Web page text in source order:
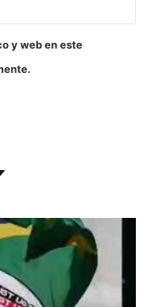
y web en este